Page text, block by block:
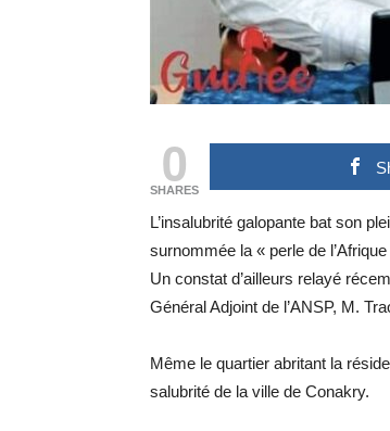
0
SHARES
​L’insalubrité galopante bat son
surnommée la « perle de
Un constat d’ailleurs relayé
Général Adjoint de l’ANSP, M.
​Même le quartier abritant la
salubrité de la ville de Conakry.